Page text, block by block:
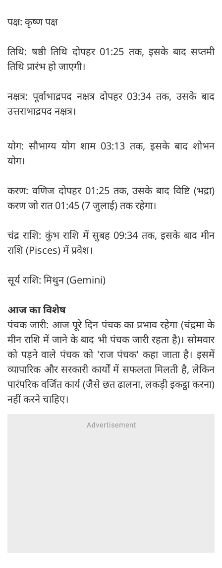
पक्ष: कृष्ण पक्ष
तिथि: षष्ठी तिथि दोपहर 01:25 तक, इसके बाद सप्तमी
तिथि प्रारंभ हो जाएगी।
नक्षत्र: पूर्वाभाद्रपद नक्षत्र दोपहर 03:34 तक, उसके बाद
उत्तराभाद्रपद नक्षत्र।
योग: सौभाग्य योग शाम 03:13 तक, इसके बाद शोभन
योग।
करण: वणिज दोपहर 01:25 तक, उसके बाद विष्टि (भद्रा)
करण जो रात 01:45 (7 जुलाई) तक रहेगा।
चंद्र राशि: कुंभ राशि में सुबह 09:34 तक, इसके बाद मीन
राशि (Pisces) में प्रवेश।
सूर्य राशि: मिथुन (Gemini)
आज का विशेष
पंचक जारी: आज पूरे दिन पंचक का प्रभाव रहेगा (चंद्रमा के
मीन राशि में जाने के बाद भी पंचक जारी रहता है)। सोमवार
को पड़ने वाले पंचक को 'राज पंचक' कहा जाता है। इसमें
व्यापारिक और सरकारी कार्यों में सफलता मिलती है, लेकिन
पारंपरिक वर्जित कार्य (जैसे छत ढालना, लकड़ी इकट्ठा करना)
नहीं करने चाहिए।